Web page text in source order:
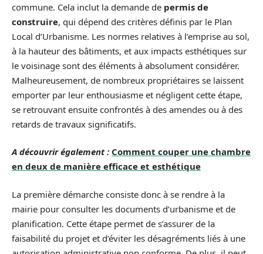
commune. Cela inclut la demande de permis de
construire, qui dépend des critères définis par le Plan
Local d’Urbanisme. Les normes relatives à l’emprise au sol,
à la hauteur des bâtiments, et aux impacts esthétiques sur
le voisinage sont des éléments à absolument considérer.
Malheureusement, de nombreux propriétaires se laissent
emporter par leur enthousiasme et négligent cette étape,
se retrouvant ensuite confrontés à des amendes ou à des
retards de travaux significatifs.
A découvrir également : Comment couper une chambre
en deux de manière efficace et esthétique
La première démarche consiste donc à se rendre à la
mairie pour consulter les documents d’urbanisme et de
planification. Cette étape permet de s’assurer de la
faisabilité du projet et d’éviter les désagréments liés à une